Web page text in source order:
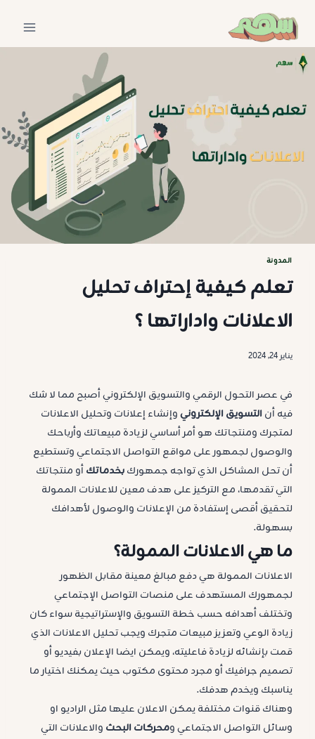
المحتوى
المدونة
تعلم كيفية إحتراف تحليل
الاعلانات واداراتها ؟
يناير 24, 2024
في عصر التحول الرقمي والتسويق الإلكتروني أصبح مما لا شك
فيه أنالتسويق الإلكترونيوإنشاء إعلانات وتحليل الاعلانات
لمتجرك ومنتجاتك هو أمر أساسي لزيادة مبيعاتك وأرباحك
والوصول لجمهور على مواقع التواصل الاجتماعي وتستطيع
أن تحل المشاكل الذي تواجه جمهوركبخدماتكأو منتجاتك
التي تقدمها، مع التركيز على هدف معين للاعلانات الممولة
لتحقيق أقصى إستفادة من الإعلانات والوصول لأهدافك
بسهولة.
ما هي الاعلانات الممولة؟
الاعلانات الممولة هي دفع مبالغ معينة مقابل الظهور
لجمهورك المستهدف على منصات التواصل الإجتماعي
وتختلف أهدافه حسب خطة التسويق والإستراتيجية سواء كان
زيادة الوعي وتعزيز مبيعات متجرك ويجب تحليل الاعلانات الذي
قمت بإنشائه لزيادة فاعليته، ويمكن ايضا الإعلان بفيديو أو
تصميم جرافيك أو مجرد محتوى مكتوب حيث يمكنك اختيار ما
يناسبك ويخدم هدفك.
وهناك قنوات مختلفة يمكن الاعلان عليها مثل الراديو او
وسائل التواصل الاجتماعي ومحركات البحث والاعلانات التي